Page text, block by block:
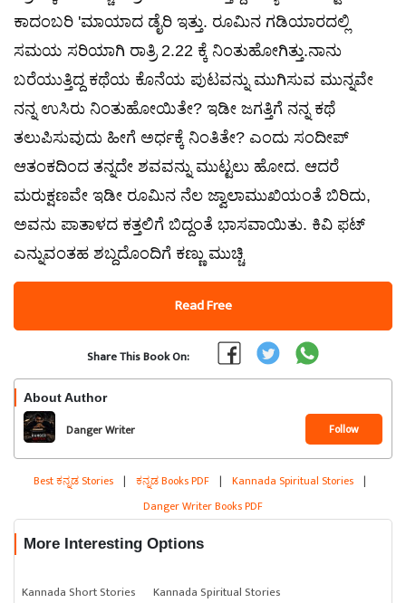
ಕಾದಂಬರಿ 'ಮಾಯಾದ ಡೈರಿ ಇತ್ತು. ರೂಮಿನ ಗಡಿಯಾರದಲ್ಲಿ
ಸಮಯ ಸರಿಯಾಗಿ ರಾತ್ರಿ 2.22 ಕ್ಕೆ ನಿಂತುಹೋಗಿತ್ತು.ನಾನು
ಬರೆಯುತ್ತಿದ್ದ ಕಥೆಯ ಕೊನೆಯ ಪುಟವನ್ನು ಮುಗಿಸುವ ಮುನ್ನವೇ
ನನ್ನ ಉಸಿರು ನಿಂತುಹೋಯಿತೇ? ಇಡೀ ಜಗತ್ತಿಗೆ ನನ್ನ ಕಥೆ
ತಲುಪಿಸುವುದು ಹೀಗೆ ಅರ್ಧಕ್ಕೆ ನಿಂತಿತೇ? ಎಂದು ಸಂದೀಪ್
ಆತಂಕದಿಂದ ತನ್ನದೇ ಶವವನ್ನು ಮುಟ್ಟಲು ಹೋದ. ಆದರೆ
ಮರುಕ್ಷಣವೇ ಇಡೀ ರೂಮಿನ ನೆಲ ಜ್ವಾಲಾಮುಖಿಯಂತೆ ಬಿರಿದು,
ಅವನು ಪಾತಾಳದ ಕತ್ತಲಿಗೆ ಬಿದ್ದಂತೆ ಭಾಸವಾಯಿತು. ಕಿವಿ ಫಟ್‌
ಎನ್ನುವಂತಹ ಶಬ್ದದೊಂದಿಗೆ ಕಣ್ಣು ಮುಚ್ಚಿ
Read Free
Share This Book On:
About Author
Danger Writer Follow
Best ಕನ್ನಡ Stories | ಕನ್ನಡ Books PDF | Kannada Spiritual Stories |
Danger Writer Books PDF
More Interesting Options
Kannada Short Stories
Kannada Spiritual Stories